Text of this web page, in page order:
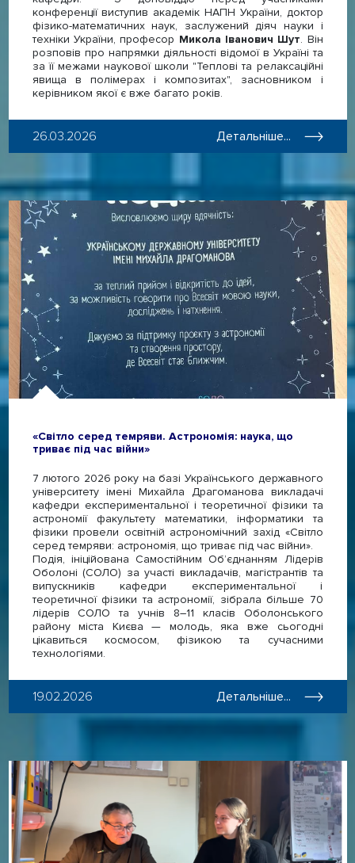
конференції виступив академік НАПН України, доктор
фізико-математичних наук, заслужений діяч науки і
техніки України, професор Микола Іванович Шут. Він
розповів про напрямки діяльності відомої в Україні та
за її межами наукової школи "Теплові та релаксаційні
явища в полімерах і композитах", засновником і
керівником якої є вже багато років.
26.03.2026 Детальніше...
«Світло серед темряви. Астрономія: наука, що
триває під час війни»
7 лютого 2026 року на базі Українського державного
університету імені Михайла Драгоманова викладачі
кафедри експериментальної і теоретичної фізики та
астрономії факультету математики, інформатики та
фізики провели освітній астрономічний захід «Світло
серед темряви: астрономія, що триває під час війни».
Подія, ініційована Самостійним Обʼєднанням Лідерів
Оболоні (СОЛО) за участі викладачів, магістрантів та
випускників кафедри експериментальної і
теоретичної фізики та астрономії, зібрала більше 70
лідерів СОЛО та учнів 8–11 класів Оболонського
району міста Києва — молодь, яка вже сьогодні
цікавиться космосом, фізикою та сучасними
технологіями.
19.02.2026 Детальніше...